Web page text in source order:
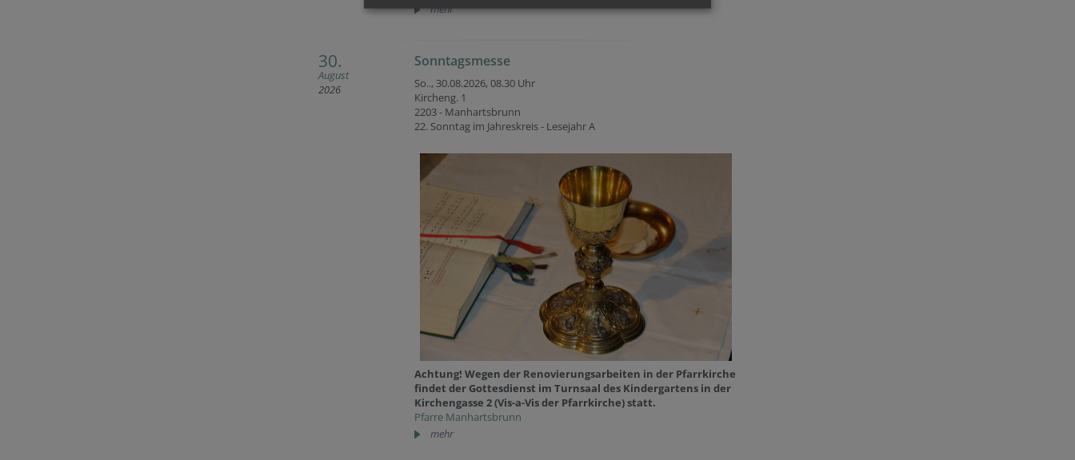
mehr
30.
August
2026
Sonntagsmesse
So.., 30.08.2026,08.30 Uhr
Kircheng. 1
2203 - Manhartsbrunn
22. Sonntag im Jahreskreis - Lesejahr A
Achtung! Wegen der Renovierungsarbeiten in der Pfarrkirche
findet der Gottesdienst im Turnsaal des Kindergartens in der
Kirchengasse 2 (Vis-a-Vis der Pfarrkirche) statt.
Pfarre Manhartsbrunn
mehr